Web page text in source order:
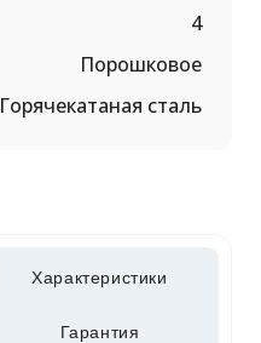
4
Порошковое
Горячекатаная сталь
Характеристики
Гарантия